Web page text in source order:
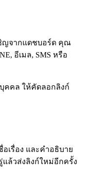
ญจากแดชบอร์ด คุณ
อีเมล, SMS หรือ
คคล ให้คัดลอกลิงก์
เรื่อง และคำอธิบาย
แล้วส่งลิงก์ใหม่อีกครั้ง